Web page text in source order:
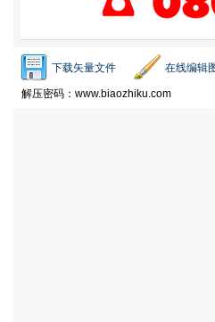
下载矢量文件 在线编辑
解压密码：www.biaozhiku.com